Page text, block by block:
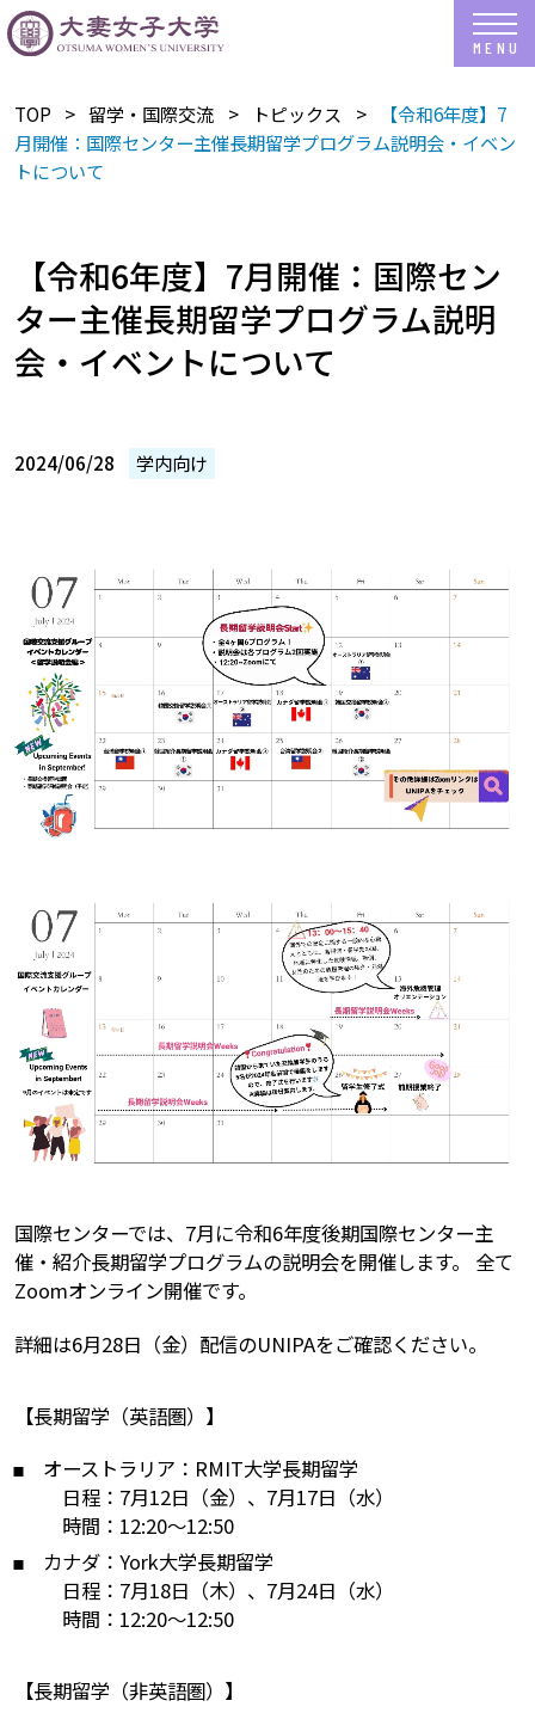
TOP 留学・国際交流 トピックス
【令和6年度】7
月開催：国際センター主催長期留学プログラム説明会・イベン
トについて
【令和6年度】7月開催：国際セン
ター主催長期留学プログラム説明
会・イベントについて
2024/06/28 学内向け
国際センターでは、7月に令和6年度後期国際センター主
催・紹介長期留学プログラムの説明会を開催します。 全て
Zoomオンライン開催です。
詳細は6月28日（金）配信のUNIPAをご確認ください。
【長期留学（英語圏）】
オーストラリア：RMIT大学長期留学
日程：7月12日（金）、7月17日（水）
時間：12:20～12:50
カナダ：York大学長期留学
日程：7月18日（木）、7月24日（水）
時間：12:20～12:50
【長期留学（非英語圏）】